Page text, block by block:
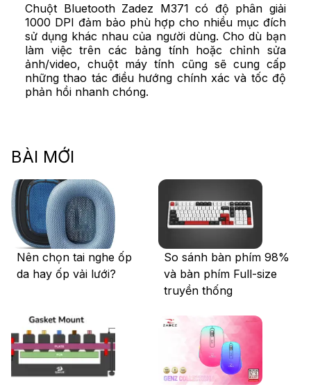
Chuột Bluetooth Zadez M371 có độ phân giải
1000 DPI đảm bảo phù hợp cho nhiều mục đích
sử dụng khác nhau của người dùng. Cho dù bạn
làm việc trên các bảng tính hoặc chỉnh sửa
ảnh/video, chuột máy tính cũng sẽ cung cấp
những thao tác điều hướng chính xác và tốc độ
phản hồi nhanh chóng.
BÀI MỚI
Nên chọn tai nghe ốp
da hay ốp vải lưới?
So sánh bàn phím 98%
và bàn phím Full-size
truyền thống